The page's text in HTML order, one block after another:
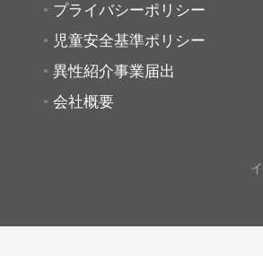
プライバシーポリシー
児童安全基準ポリシー
異性紹介事業届出
会社概要